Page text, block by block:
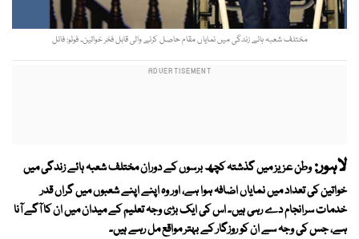
مختلف شعبہ ہائے زندگی میں نمایاں مقام حاصل کرنے والی قابل فخر خواتین۔ فوٹو: فائل
لاہور:وطن عزیز میں گذشتہ کچھ برسوں کے دوران مختلف شعبہ ہائے زندگی میں
خواتین کی تعداد میں نمایاں اضافہ ہوا ہے، اور وہ اپنے اپنے شعبوں میں گراں قدر
خدمات سرانجام دے رہی ہیں۔ اس کی ایک بڑی وجہ تعلیم کے میدان میں ان کا آگے آنا
ہے، جس کی وجہ سے ان کو روزگار کے بہتر مواقع مل رہے ہیں۔